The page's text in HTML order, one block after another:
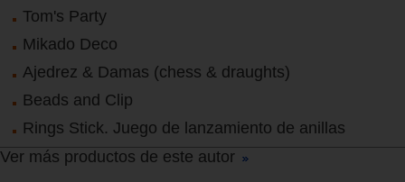
Tom's Party
Mikado Deco
Ajedrez & Damas (chess & draughts)
Beads and Clip
Rings Stick. Juego de lanzamiento de anillas
Ver más productos de este autor